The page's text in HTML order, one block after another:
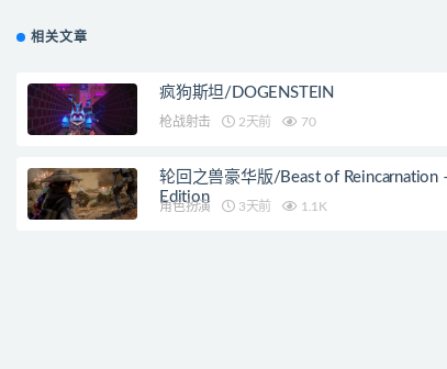
相关文章
疯狗斯坦/DOGENSTEIN
枪战射击 2天前 70
轮回之兽豪华版/Beast of Reincarnation
Edition
角色扮演 3天前 1.1K